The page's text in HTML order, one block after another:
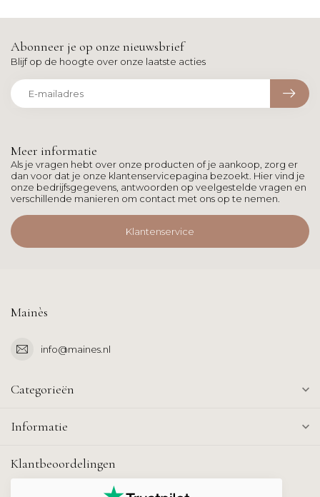
Meer informatie
Als je vragen hebt over onze producten of je aankoop, zorg er
dan voor dat je onze klantenservicepagina bezoekt. Hier vind je
onze bedrijfsgegevens, antwoorden op veelgestelde vragen en
verschillende manieren om contact met ons op te nemen.
Klantenservice
Abonneer je op onze nieuwsbrief
Blijf op de hoogte over onze laatste acties
Mainès
info@maines.nl
Categorieën
Informatie
Klantbeoordelingen